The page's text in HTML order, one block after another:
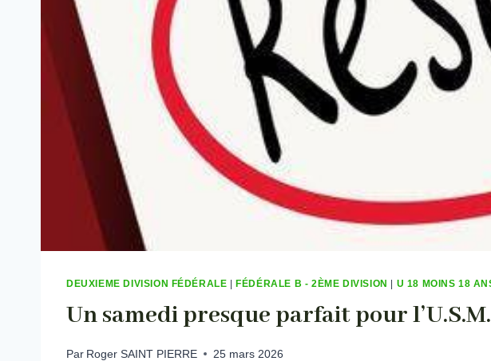
DEUXIEME DIVISION FÉDÉRALE FÉDÉRALE B - 2ÈME DIVISION U 18 MOINS 18
Un samedi presque parfait pour l’U.S.M.
Par Roger SAINT PIERRE 25 mars 2026